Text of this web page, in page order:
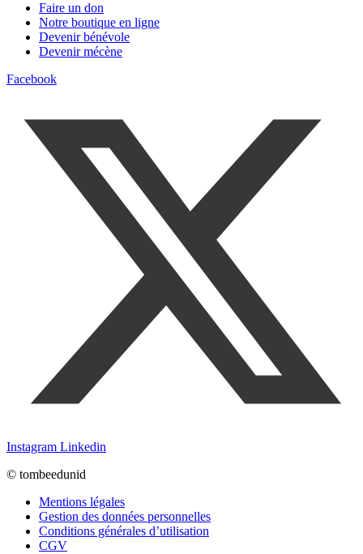
Faire un don
Notre boutique en ligne
Devenir bénévole
Devenir mécène
Facebook
Instagram Linkedin
© tombeedunid
Mentions légales
Gestion des données personnelles
Conditions générales d’utilisation
CGV